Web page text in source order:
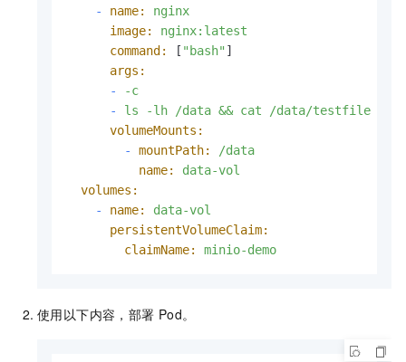
-
name:
nginx
image:
nginx:latest
command:
[ "bash" ]
args:
-
-c
-
ls -lh /data && cat /data/testfile
volumeMounts:
-
mountPath:
/data
name:
data-vol
volumes:
-
name:
data-vol
persistentVolumeClaim:
claimName:
minio-demo
使用以下内容，部署 Pod。